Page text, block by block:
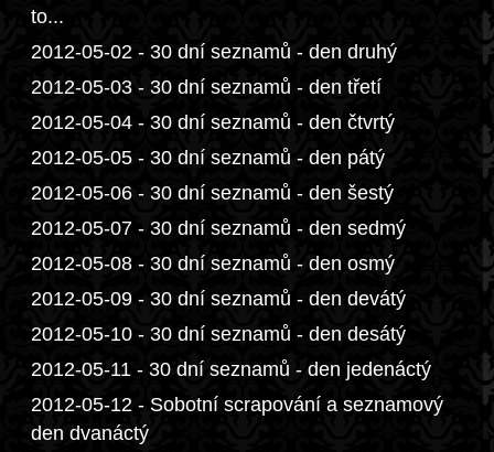
to...
2012-05-02 - 30 dní seznamů - den druhý
2012-05-03 - 30 dní seznamů - den třetí
2012-05-04 - 30 dní seznamů - den čtvrtý
2012-05-05 - 30 dní seznamů - den pátý
2012-05-06 - 30 dní seznamů - den šestý
2012-05-07 - 30 dní seznamů - den sedmý
2012-05-08 - 30 dní seznamů - den osmý
2012-05-09 - 30 dní seznamů - den devátý
2012-05-10 - 30 dní seznamů - den desátý
2012-05-11 - 30 dní seznamů - den jedenáctý
2012-05-12 - Sobotní scrapování a seznamový
den dvanáctý